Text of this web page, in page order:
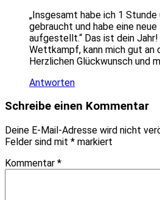
„Insgesamt habe ich 1
gebraucht und habe eine
aufgestellt.“ Das ist dein
Wettkampf, kann mich gut an
Herzlichen Glückwunsch und
Antworten
Schreibe einen Kommentar
Deine E-Mail-Adresse wird nicht
Felder sind mit * markiert
Kommentar *